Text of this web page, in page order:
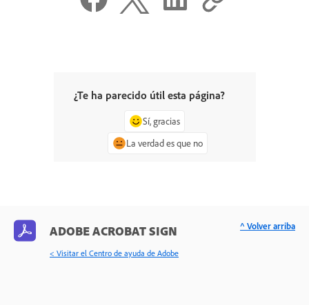
¿Te ha parecido útil esta página?
Sí, gracias
La verdad es que no
ADOBE ACROBAT SIGN
< Visitar el Centro de ayuda de Adobe
^ Volver arriba